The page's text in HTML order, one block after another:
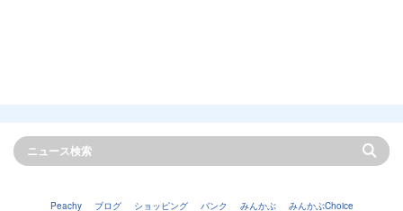
Peachy ブログ ショッピング バンク みんかぶ みんかぶChoice